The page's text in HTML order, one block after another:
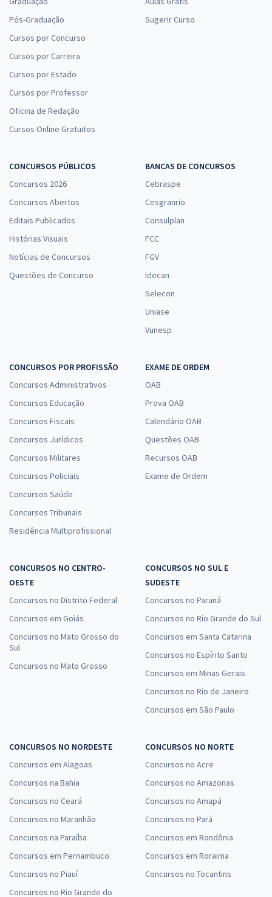
Pós-Graduação
Cursos por Concurso
Cursos por Carreira
Cursos por Estado
Cursos por Professor
Oficina de Redação
Cursos Online Gratuitos
Sugerir Curso
CONCURSOS PÚBLICOS
Concursos 2026
Concursos Abertos
Editais Publicados
Histórias Visuais
Notícias de Concursos
Questões de Concurso
BANCAS DE CONCURSOS
Cebraspe
Cesgranrio
Consulplan
FCC
FGV
Idecan
Selecon
Uniase
Vunesp
CONCURSOS POR PROFISSÃO
Concursos Administrativos
Concursos Educação
Concursos Fiscais
Concursos Jurídicos
Concursos Militares
Concursos Policiais
Concursos Saúde
Concursos Tribunais
Residência Multiprofissional
EXAME DE ORDEM
OAB
Prova OAB
Calendário OAB
Questões OAB
Recursos OAB
Exame de Ordem
CONCURSOS NO CENTRO-
OESTE
Concursos no Distrito Federal
Concursos em Goiás
Concursos no Mato Grosso do
Sul
Concursos no Mato Grosso
CONCURSOS NO SUL E
SUDESTE
Concursos no Paraná
Concursos no Rio Grande do Sul
Concursos em Santa Catarina
Concursos no Espírito Santo
Concursos em Minas Gerais
Concursos no Rio de Janeiro
Concursos em São Paulo
CONCURSOS NO NORDESTE
Concursos em Alagoas
Concursos na Bahia
Concursos no Ceará
Concursos no Maranhão
Concursos na Paraíba
Concursos em Pernambuco
Concursos no Piauí
Concursos no Rio Grande do
CONCURSOS NO NORTE
Concursos no Acre
Concursos no Amazonas
Concursos no Amapá
Concursos no Pará
Concursos em Rondônia
Concursos em Roraima
Concursos no Tocantins